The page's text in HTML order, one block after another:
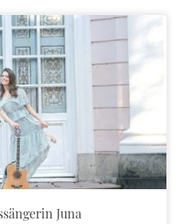
Juna